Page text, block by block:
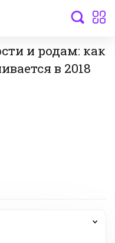
и родам: как
в 2018